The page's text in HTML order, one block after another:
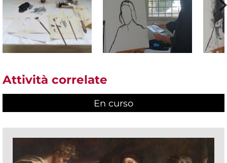
Attività correlate
En curso